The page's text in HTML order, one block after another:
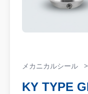
メカニカルシール >
KY TYPE